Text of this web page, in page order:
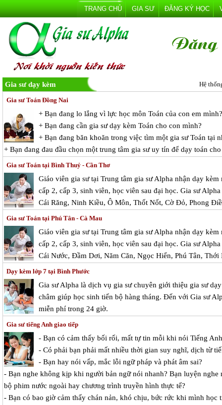
TRANG CHỦ GIA SƯ ĐĂNG KÝ HỌC
Gia sư dạy kèm Hệ
Gia sư Toán Đồng Nai
+ Bạn đang lo lắng vì lực học môn Toán của con em mình?
+ Bạn đang cần gia sư dạy kèm Toán cho con mình?
+ Bạn đang băn khoăn trong việc tìm một gia sư Toán tại
+ Bạn đang đau đầu chọn một trung tâm gia sư uy tín để dạy toán
Gia sư Toán tại Bình Thuỷ - Cần Thơ
Giáo viên gia sư tại Trung tâm gia sư Alpha nhận dạy
cấp 2, cấp 3, sinh viên, học viên sau đại học. Gia sư
Cái Răng, Ninh Kiều, Ô Môn, Thốt Nốt, Cờ Đỏ, Phong
Gia sư Toán tại Phú Tân - Cà Mau
Giáo viên gia sư tại Trung tâm gia sư Alpha nhận dạy
cấp 2, cấp 3, sinh viên, học viên sau đại học. Gia sư
Cái Nước, Đầm Dơi, Năm Căn, Ngọc Hiển, Phú Tân,
Dạy kèm lớp 7 tại Bình Phước
Gia sư Alpha là dịch vụ gia sư chuyên giới thiệu gia sư
châm giúp học sinh tiến bộ hàng tháng. Đến với Gia sư
miễn phí trong 24 giờ.
Gia sư tiếng Anh giao tiếp
- Bạn có cảm thấy bối rối, mất tự tin mỗi khi nói Tiếng
- Có phải bạn phải mất nhiều thời gian suy nghĩ, dịch từ
- Bạn hay nói vấp, mắc lỗi ngữ pháp và phát âm sai?
- Bạn nghe không kịp khi người bản ngữ nói nhanh? Bạn luyện
bộ phim nước ngoài hay chương trình truyền hình thực tế?
- Bạn có bao giờ cảm thấy chán nản, khó chịu, bức rức khi mình học